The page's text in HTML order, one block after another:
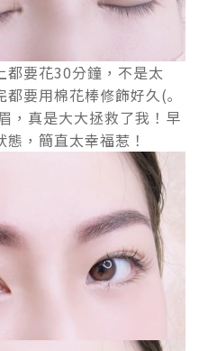
都要花30分鐘，不是太
要用棉花棒修飾好久(｡
，真是大大拯救了我！早
，簡直太幸福惹！